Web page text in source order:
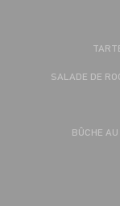
SALADE DE
BÛCHE